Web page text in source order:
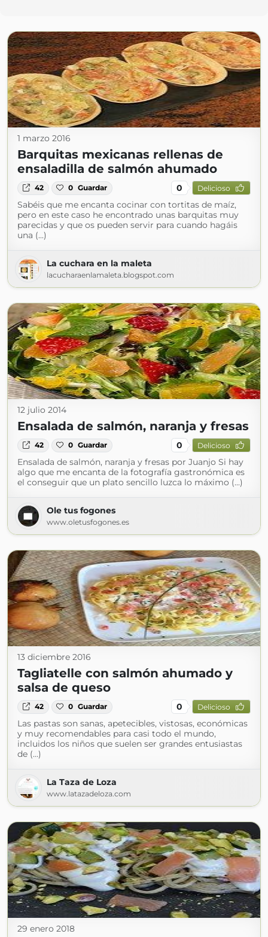
1 marzo 2016
Barquitas mexicanas rellenas de
ensaladilla de salmón ahumado
42 0 Guardar 0 Delicioso
Sabéis que me encanta cocinar con tortitas de maíz,
pero en este caso he encontrado unas barquitas muy
parecidas y que os pueden servir para cuando hagáis
una (...)
La cuchara en la maleta
lacucharaenlamaleta.blogspot.com
12 julio 2014
Ensalada de salmón, naranja y fresas
42 0 Guardar 0 Delicioso
Ensalada de salmón, naranja y fresas por Juanjo Si hay
algo que me encanta de la fotografía gastronómica es
el conseguir que un plato sencillo luzca lo máximo (...)
Ole tus fogones
www.oletusfogones.es
13 diciembre 2016
Tagliatelle con salmón ahumado y
salsa de queso
42 0 Guardar 0 Delicioso
Las pastas son sanas, apetecibles, vistosas, económicas
y muy recomendables para casi todo el mundo,
incluidos los niños que suelen ser grandes entusiastas
de (...)
La Taza de Loza
www.latazadeloza.com
29 enero 2018